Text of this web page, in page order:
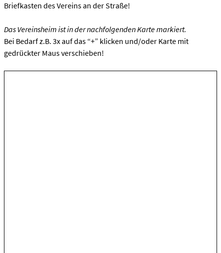
Briefkasten des Vereins an der Straße!
Das Vereinsheim ist in der nachfolgenden Karte markiert.
Bei Bedarf z.B. 3x auf das “+” klicken und/oder Karte mit
gedrückter Maus verschieben!